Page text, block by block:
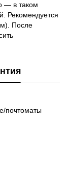
— в таком
Рекомендуется
После
почтоматы